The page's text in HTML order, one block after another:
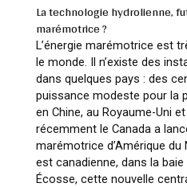
La technologie hydrolienne,
marémotrice ?
L’énergie marémotrice est
le monde. Il n’existe des
dans quelques pays : des
puissance modeste pour la
en Chine, au Royaume-Uni
récemment le Canada a
marémotrice d’Amérique
est canadienne, dans la baie
Écosse, cette nouvelle